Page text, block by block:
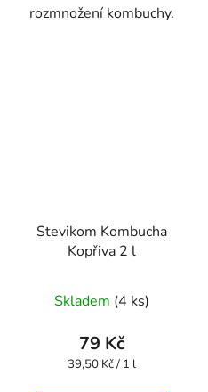
rozmnožení kombuchy.
Stevikom Kombucha
Kopřiva 2 l
hodnocení
produktu
je
Skladem (4 ks)
79 Kč
Měrná
39,50 Kč / 1 l